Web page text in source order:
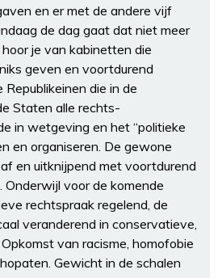
en er met de andere vijf
de dag gaat dat niet meer
je van kabinetten die
geven en voortdurend
die in de
Staten alle rechts-
in wetgeving en het “politieke
en organiseren. De gewone
en uitknijpend met voortdurend
voor de komende
rechtspraak regelend, de
veranderend in conservatieve,
van racisme, homofobie
Gewicht in de schalen